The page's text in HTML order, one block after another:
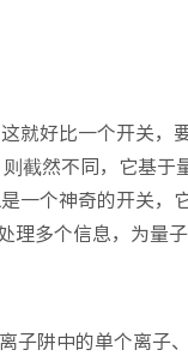
就好比一个开关，
截然不同，它基于
一个神奇的开关，
理多个信息，为量
子阱中的单个离子